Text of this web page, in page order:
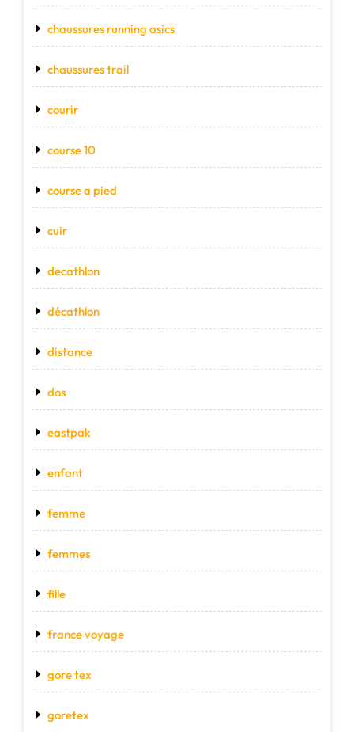
chaussures running asics
chaussures trail
courir
course 10
course a pied
cuir
decathlon
décathlon
distance
dos
eastpak
enfant
femme
femmes
fille
france voyage
gore tex
goretex